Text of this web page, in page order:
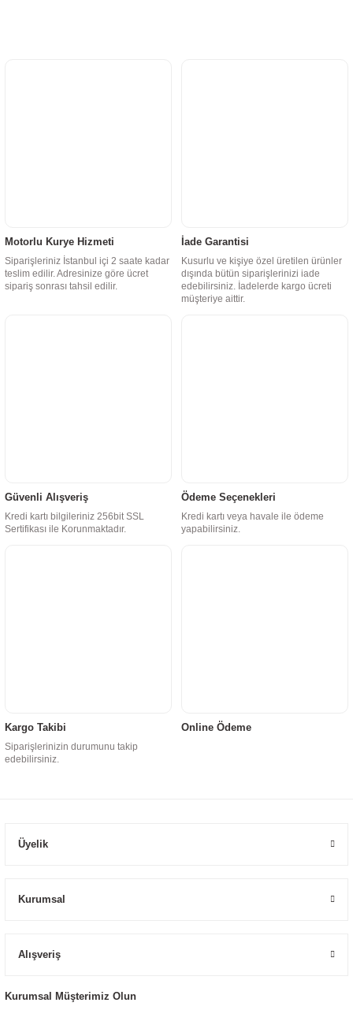
Motorlu Kurye Hizmeti
Siparişleriniz İstanbul içi 2 saate kadar
teslim edilir. Adresinize göre ücret
sipariş sonrası tahsil edilir.
İade Garantisi
Kusurlu ve kişiye özel üretilen ürünler
dışında bütün siparişlerinizi iade
edebilirsiniz. İadelerde kargo ücreti
müşteriye aittir.
Güvenli Alışveriş
Kredi kartı bilgileriniz 256bit SSL
Sertifikası ile Korunmaktadır.
Ödeme Seçenekleri
Kredi kartı veya havale ile ödeme
yapabilirsiniz.
Kargo Takibi
Siparişlerinizin durumunu takip
edebilirsiniz.
Online Ödeme
Üyelik
Kurumsal
Alışveriş
Kurumsal Müşterimiz Olun